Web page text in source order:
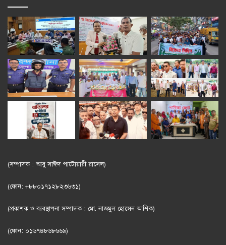
(সম্পাদক : আবু সাঈদ পাটোয়ারী রাসেল)
(ফোন: +৮৮০১৭১২৮২৩৬৩১)
(প্রকাশক ও ব্যবস্থাপনা সম্পাদক : মো. নাজমুল হোসেন আশিক)
(ফোন: ০১৬৭৪৮৬৮৬৬৯)